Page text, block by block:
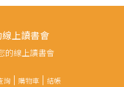
上讀書會
的線上讀書會
詢 購物車 結帳